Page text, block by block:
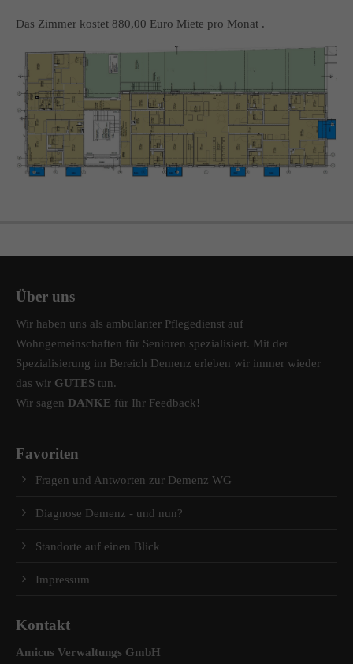
Sie haben Fragen?
02365 955 88 88
Schreiben Sie uns per Email
info@amicus-pflege.de
Das Zimmer kostet 880,00 Euro Miete pro Monat .
Über uns
Wir haben uns als ambulanter Pflegedienst auf
Wohngemeinschaften für Senioren spezialisiert. Mit der
Spezialisierung im Bereich Demenz erleben wir immer wieder
das wir GUTES tun.
Wir sagen DANKE für Ihr Feedback!
Favoriten
Fragen und Antworten zur Demenz WG
Diagnose Demenz - und nun?
Standorte auf einen Blick
Impressum
Kontakt
Amicus Verwaltungs GmbH